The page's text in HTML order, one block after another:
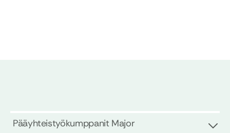
Pääyhteistyökumppanit Major